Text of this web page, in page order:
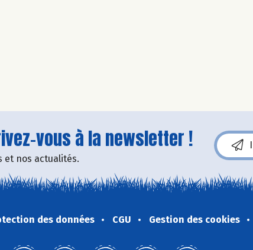
vous à la newsletter !
et nos actualités.
des données CGU Gestion des cookies